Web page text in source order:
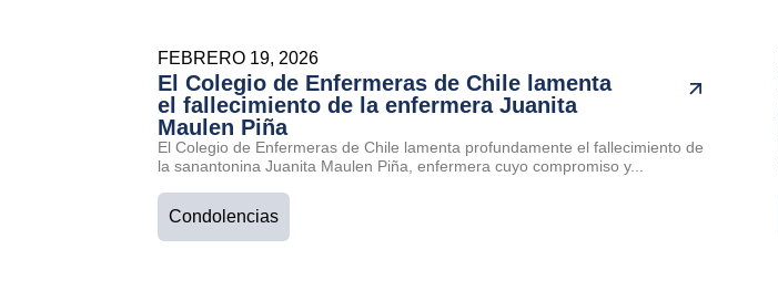
FEBRERO 19, 2026
El Colegio de Enfermeras de Chile lamenta
el fallecimiento de la enfermera Juanita
Maulen Piña
El Colegio de Enfermeras de Chile lamenta profundamente el fallecimiento de
la sanantonina Juanita Maulen Piña, enfermera cuyo compromiso y...
Condolencias